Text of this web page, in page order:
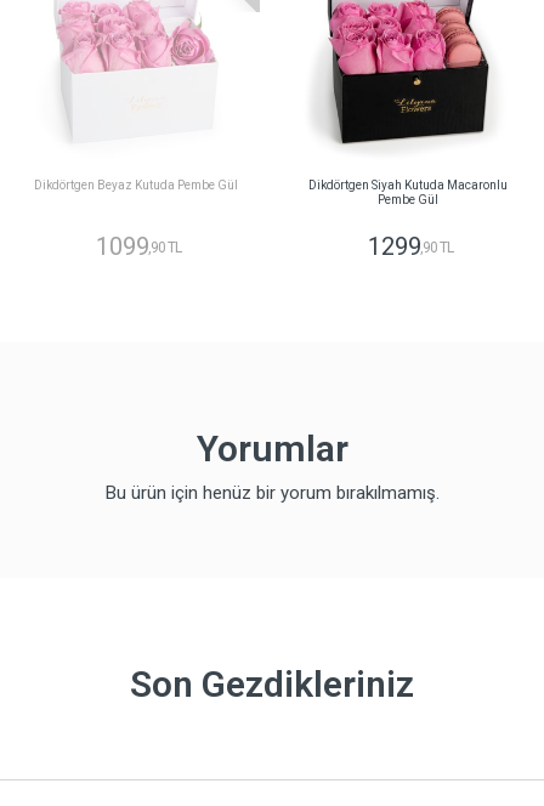
Dikdörtgen Beyaz Kutuda Pembe Gül
1099,90 TL
Dikdörtgen Siyah Kutuda Macaronlu
Pembe Gül
1299,90 TL
Yorumlar
Bu ürün için henüz bir yorum bırakılmamış.
Son Gezdikleriniz